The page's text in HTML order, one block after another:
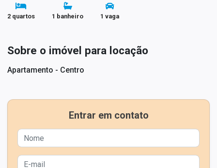
2 quartos 1 banheiro 1 vaga
Sobre o imóvel para locação
Apartamento - Centro
Entrar em contato